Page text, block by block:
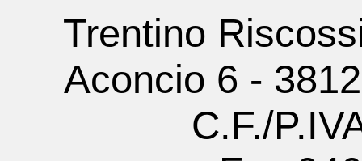
Trentino
Aconcio 6 -
C.F./